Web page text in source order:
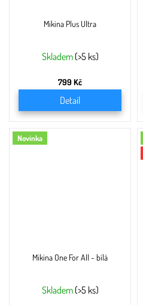
Mikina Plus Ultra
Skladem (>5 ks)
799 Kč
Detail
Novinka
Mikina One For All - bílá
Skladem (>5 ks)